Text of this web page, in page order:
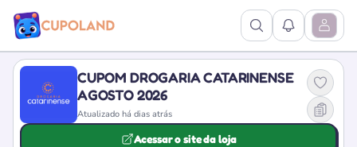
Ver Pesquisa
Ver Abrir
CUPOM DROGARIA CATARINENSE
AGOSTO 2026
Atualizado há dias atrás
Acessar o site da loja